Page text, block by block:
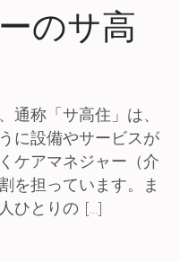
のサ高
通称「サ高住」は、
に設備やサービスが
ケアマネジャー（介
を担っています。ま
ひとりの […]